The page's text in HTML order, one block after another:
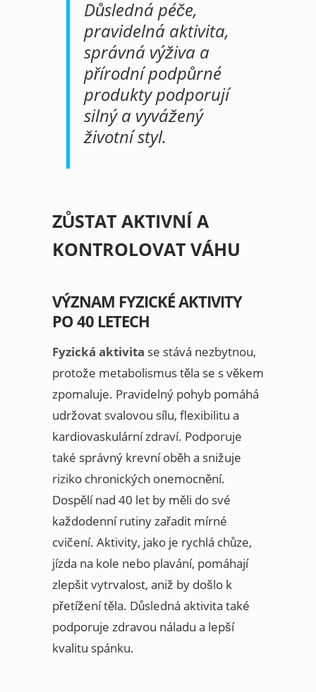
Důsledná péče,
pravidelná aktivita,
správná výživa a
přírodní podpůrné
produkty podporují
silný a vyvážený
životní styl.
ZŮSTAT AKTIVNÍ A
KONTROLOVAT VÁHU
VÝZNAM FYZICKÉ AKTIVITY
PO 40 LETECH
Fyzická aktivita se stává nezbytnou,
protože metabolismus těla se s věkem
zpomaluje. Pravidelný pohyb pomáhá
udržovat svalovou sílu, flexibilitu a
kardiovaskulární zdraví. Podporuje
také správný krevní oběh a snižuje
riziko chronických onemocnění.
Dospělí nad 40 let by měli do své
každodenní rutiny zařadit mírné
cvičení. Aktivity, jako je rychlá chůze,
jízda na kole nebo plavání, pomáhají
zlepšit vytrvalost, aniž by došlo k
přetížení těla. Důsledná aktivita také
podporuje zdravou náladu a lepší
kvalitu spánku.